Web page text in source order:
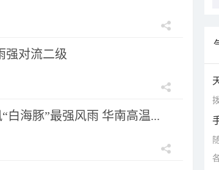
强对流二级
白海豚”最强风雨 华南高温...